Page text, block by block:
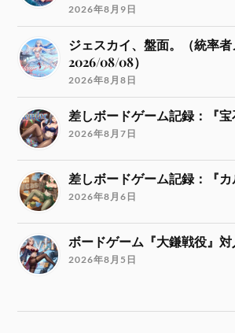
2026年8月9日
ジェスカイ、盤面。（統率者
2026/08/08）
2026年8月8日
差しボードゲーム記録：『宝
2026年8月7日
差しボードゲーム記録：『カ
2026年8月6日
ボードゲーム『大鎌戦役』対
2026年8月5日